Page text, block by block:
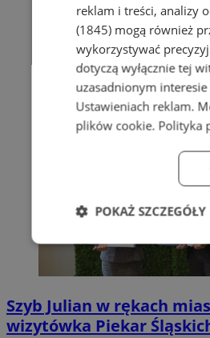
Szyb Julian w rękach
wizytówka Piekar
reklam i treści, analizy
(1845)mogą również
wykorzystywać
dotyczą wyłącznie tej
uzasadnionym
Ustawieniach reklam.
plików cookie. Polityka
POKAŻ SZCZEGÓŁY
Niezbędne